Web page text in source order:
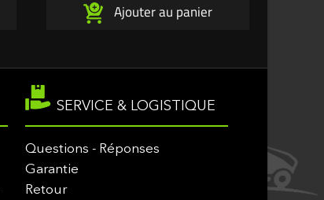
Ajouter au panier
SERVICE & LOGISTIQUE
Questions - Réponses
Garantie
Retour